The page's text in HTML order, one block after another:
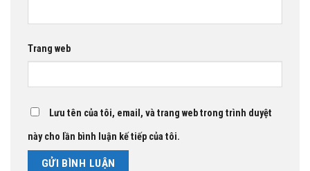
Trang web
Lưu tên của tôi, email, và trang web trong trình duyệt
này cho lần bình luận kế tiếp của tôi.